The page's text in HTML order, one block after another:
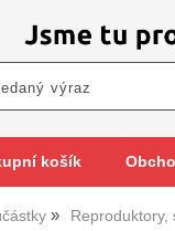
košík
Reproduktory,